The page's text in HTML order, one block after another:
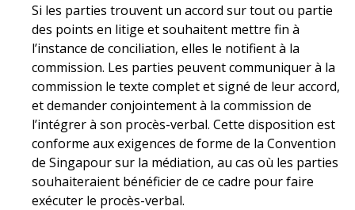
Si les parties trouvent un accord sur tout ou partie
des points en litige et souhaitent mettre fin à
l’instance de conciliation, elles le notifient à la
commission. Les parties peuvent communiquer à la
commission le texte complet et signé de leur accord,
et demander conjointement à la commission de
l’intégrer à son procès-verbal. Cette disposition est
conforme aux exigences de forme de la Convention
de Singapour sur la médiation, au cas où les parties
souhaiteraient bénéficier de ce cadre pour faire
exécuter le procès-verbal.